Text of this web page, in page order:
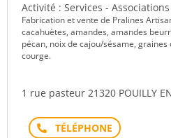
Activité : Services -
Fabrication et vente de Pralines
cacahuètes, amandes, amandes
pécan, noix de cajou/sésame,
courge.
1 rue pasteur 21320 POUILLY
Téléphone